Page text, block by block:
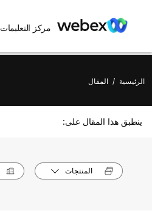
مركز التعليمات
الرئيسية / المقال
ينطبق هذا المقال على:
المنتجات